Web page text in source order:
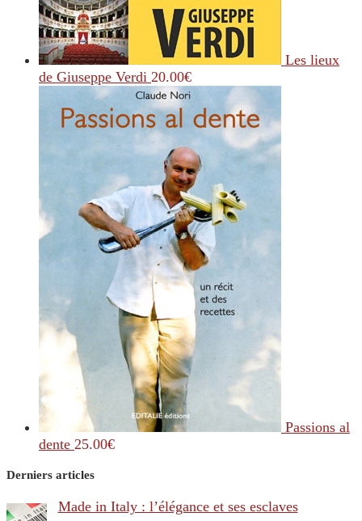
Les lieux
de Giuseppe Verdi 20.00€
Passions al
dente 25.00€
Derniers articles
Made in Italy : l’élégance et ses esclaves